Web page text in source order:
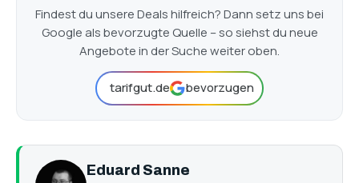
Findest du unsere Deals hilfreich? Dann setz uns bei
Google als bevorzugte Quelle – so siehst du neue
Angebote in der Suche weiter oben.
tarifgut.de bevorzugen
Eduard Sanne